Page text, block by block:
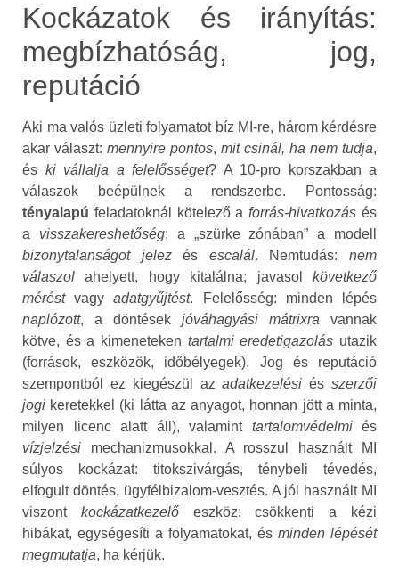
Kockázatok és irányítás:
megbízhatóság, jog,
reputáció
Aki ma valós üzleti folyamatot bíz MI‑re, három kérdésre
akar választ: mennyire pontos, mit csinál, ha nem tudja,
és ki vállalja a felelősséget? A 10‑pro korszakban a
válaszok beépülnek a rendszerbe. Pontosság:
tényalapú feladatoknál kötelező aforrás‑hivatkozás és
a visszakereshetőség; a „szürke zónában” a modell
bizonytalanságot jelezés escalál. Nemtudás:nem
válaszol ahelyett, hogy kitalálna; javasol következő
méréstvagyadatgyűjtést. Felelősség: minden lépés
naplózott, a döntések jóváhagyási mátrixra vannak
kötve, és a kimeneteken tartalmi eredetigazolás utazik
(források, eszközök, időbélyegek). Jog és reputáció
szempontból ez kiegészül azadatkezelési ésszerzői
jogi keretekkel (ki látta az anyagot, honnan jött a minta,
milyen licenc alatt áll), valamint tartalomvédelmiés
vízjelzési mechanizmusokkal. A rosszul használt MI
súlyos kockázat: titokszivárgás, ténybeli tévedés,
elfogult döntés, ügyfélbizalom‑vesztés. A jól használt MI
viszont kockázatkezelőeszköz: csökkenti a kézi
hibákat, egységesíti a folyamatokat, és minden lépését
megmutatja, ha kérjük.